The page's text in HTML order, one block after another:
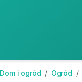
Dom i ogród Ogród